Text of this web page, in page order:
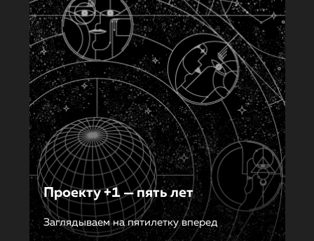
Проекту +1 — пять лет
Заглядываем на пятилетку вперед